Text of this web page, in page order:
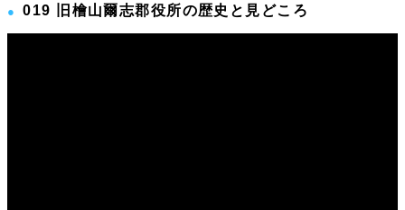
019 旧檜山爾志郡役所の歴史と見どころ